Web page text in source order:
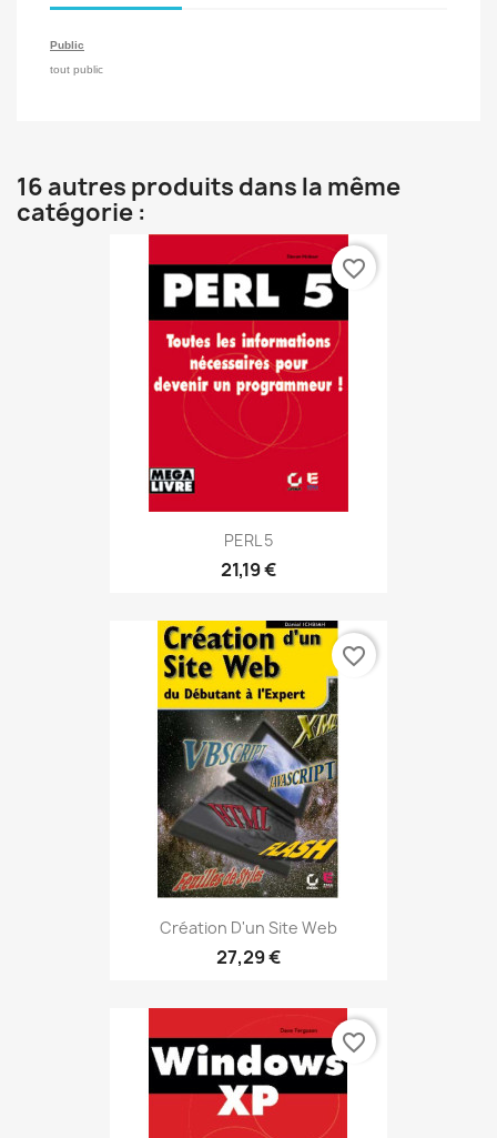
Public
tout public
16 autres produits dans la même
catégorie :
PERL 5
21,19 €
favorite_border
Création D'un Site Web
27,29 €
favorite_border
favorite_border